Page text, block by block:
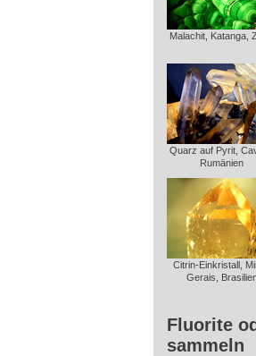
Malachit, Katanga,
Quarz auf Pyrit,
Rumänien
Citrin-Einkristall,
Gerais,
Fluorite
sammeln